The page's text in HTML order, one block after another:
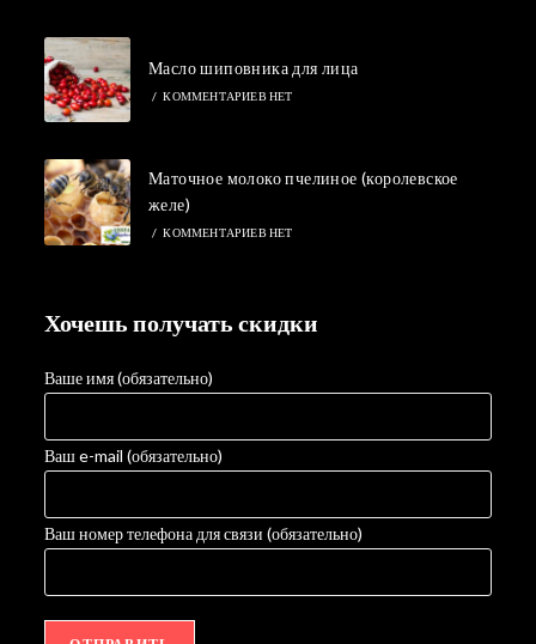
Масло шиповника для лица
/ КОММЕНТАРИЕВ НЕТ
Маточное молоко пчелиное (королевское
желе)
/ КОММЕНТАРИЕВ НЕТ
Хочешь получать скидки
Ваше имя (обязательно)
Ваш e-mail (обязательно)
Ваш номер телефона для связи (обязательно)